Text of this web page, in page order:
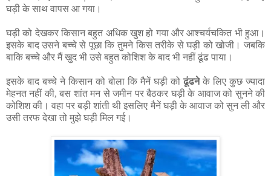
घड़ी के साथ वापस आ गया।
घड़ी को देखकर किसान बहुत अधिक खुश हो गया और आश्चर्यचकित भी हुआ।
इसके बाद उसने बच्चे से पूछा कि तुमने किस तरीके से घड़ी को खोजी। जबकि
बाकि बच्चे और मैं खुद भी उसे बहुत कोशिश के बाद भी नहीं ढूंढ पाया।
इसके बाद बच्चे ने किसान को बोला कि मैनें घड़ी कोढूंढने के लिए कुछ ज्यादा
मेहनत नहीं की, बस शांत मन से जमीन पर बैठकर घड़ी के आवाज को सुनने की
कोशिश की। वहा पर बड़ी शांती थी इसलिए मैनें घड़ी के आवाज को सुन ली और
उसी तरफ देखा तो मुझे घड़ी मिल गई।